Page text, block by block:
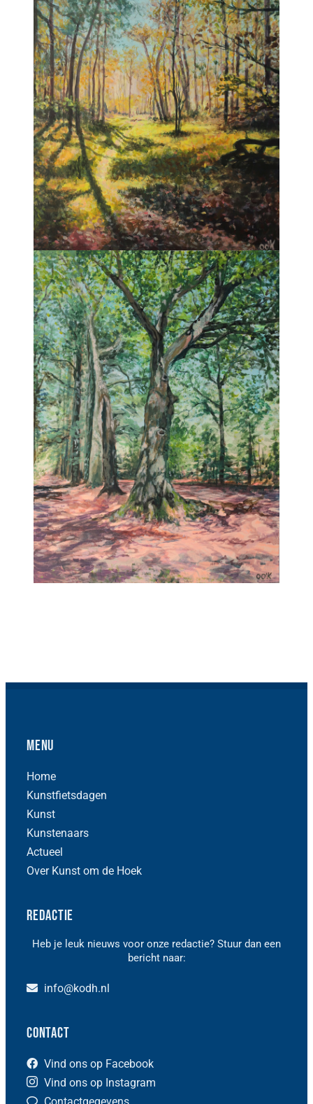
Menu
Home
Kunstfietsdagen
Kunst
Kunstenaars
Actueel
Over Kunst om de Hoek
Redactie
Heb je leuk nieuws voor onze redactie? Stuur dan een
bericht naar:
info@kodh.nl
Contact
Vind ons op Facebook
Vind ons op Instagram